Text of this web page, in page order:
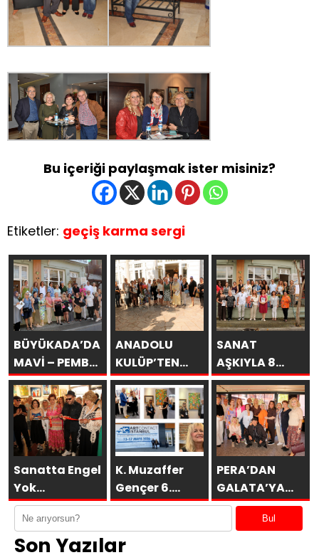
Bu içeriği paylaşmak ister misiniz?
Etiketler: geçiş karma sergi
BÜYÜKADA’DA
MAVİ – PEMBE
DÜŞLER
ANADOLU
KULÜP’TEN
ESİNTİLER
SANAT
AŞKIYLA 8
AÇILDI
Sanatta Engel
Yok
Vakfı’ndan
Anlamlı
Sosyal
K. Muzaffer
Gençer 6.
ARTCONTACT
SAKÜDER ile
PERA’DAN
GALATA’YA
GURUBU
BAHARABul
Son Yazılar